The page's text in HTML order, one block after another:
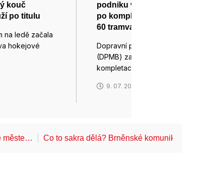
kouč
po titulu
na ledě začala
hokejové
podniku vznikají další Draci,
po kompletaci přibude Brnu
60 tramvají
Dopravní podnik města Brna
(DPMB) zahájil práce na
kompletaci vozů…
9. 07. 2026
měste… Co to sakra dělá? Brněnské komunikace